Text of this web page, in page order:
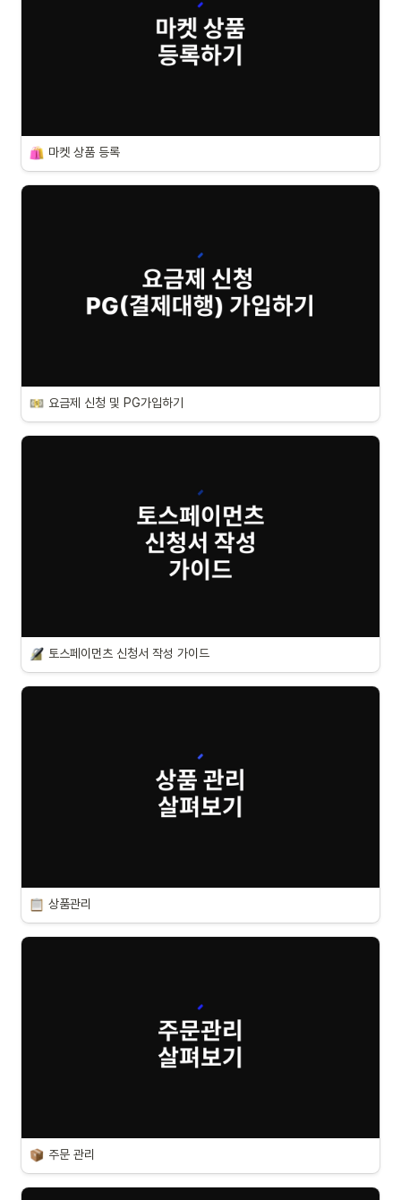
마켓 상품 등록
요금제 신청 및 PG가입하기
토스페이먼츠 신청서 작성 가이드
상품관리
주문 관리